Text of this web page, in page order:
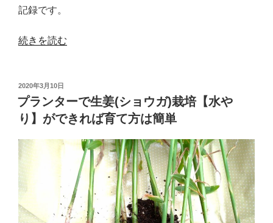
の
記録です。
“実
る
緑
の
ー
作
続きを読む
投
稿
日:
2020年3月10日
プランターで生姜(ショウガ)栽培【水や
り】ができれば育て方は簡単